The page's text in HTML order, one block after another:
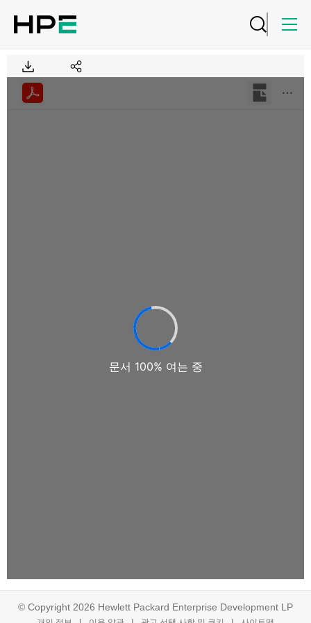
© Copyright 2026 Hewlett Packard Enterprise Development LP